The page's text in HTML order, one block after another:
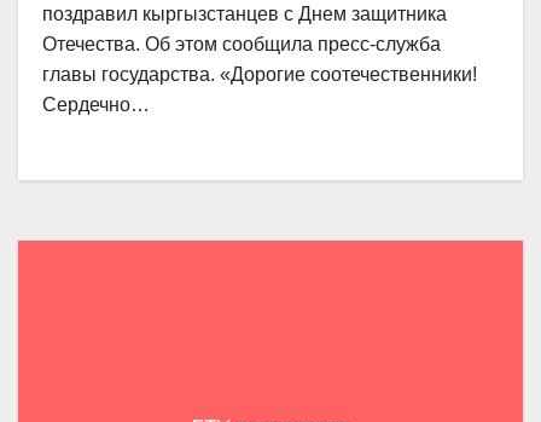
поздравил кыргызстанцев с Днем защитника
Отечества. Об этом сообщила пресс-служба
главы государства. «Дорогие соотечественники!
Сердечно…